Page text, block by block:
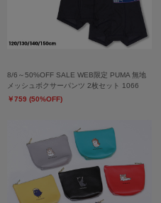
8/6～50%OFF SALE WEB限定 PUMA 無地
メッシュボクサーパンツ 2枚セット 1066
￥759 (50%OFF)